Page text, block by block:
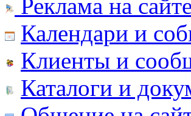
Реклама на сайте
Календари и
Клиенты и
Каталоги и